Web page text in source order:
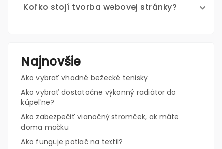
Koľko stojí tvorba webovej stránky?
Najnovšie
Ako vybrať vhodné bežecké tenisky
Ako vybrať dostatočne výkonný radiátor do
kúpeľne?
Ako zabezpečiť vianočný stromček, ak máte
doma mačku
Ako funguje potlač na textil?